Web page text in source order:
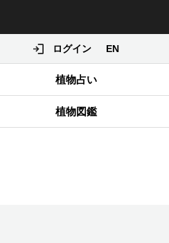
ログイン EN
植物占い
植物図鑑